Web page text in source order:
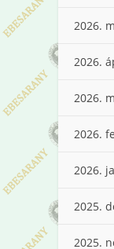
2026.
2026.
2026.
2026.
2026.
2025.
2025.